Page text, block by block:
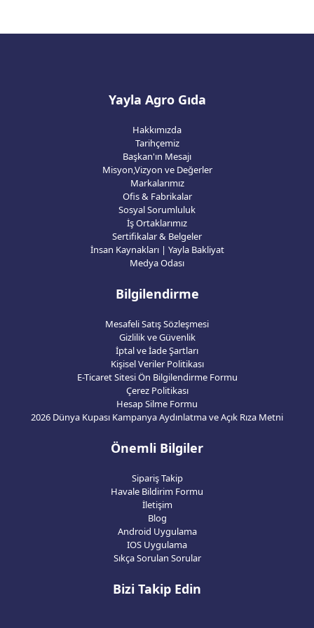
Yayla Agro Gıda
Hakkımızda
Tarihçemiz
Başkan'ın Mesajı
Misyon,Vizyon ve Değerler
Markalarımız
Ofis & Fabrikalar
Sosyal Sorumluluk
İş Ortaklarımız
Sertifikalar & Belgeler
İnsan Kaynakları | Yayla Bakliyat
Medya Odası
Bilgilendirme
Mesafeli Satış Sözleşmesi
Gizlilik ve Güvenlik
İptal ve İade Şartları
Kişisel Veriler Politikası
E-Ticaret Sitesi Ön Bilgilendirme Formu
Çerez Politikası
Hesap Silme Formu
2026 Dünya Kupası Kampanya Aydınlatma ve Açık Rıza Metni
Önemli Bilgiler
Sipariş Takip
Havale Bildirim Formu
İletişim
Blog
Android Uygulama
IOS Uygulama
Sıkça Sorulan Sorular
Bizi Takip Edin